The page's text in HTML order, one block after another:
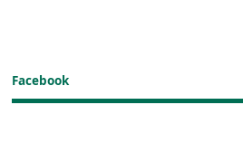
Facebook